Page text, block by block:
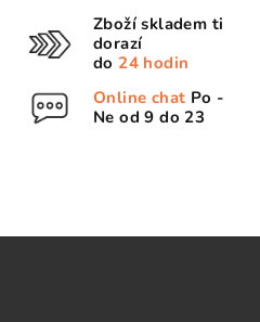
k
Zboží skladem ti
dorazí
do 24 hodin
Online chat Po -
Ne od 9 do 23